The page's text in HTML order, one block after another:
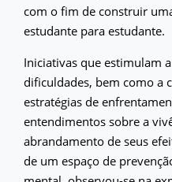
com o fim de construir
estudante para estudante.
Iniciativas que estimulam
dificuldades, bem como a
estratégias de
entendimentos sobre a
abrandamento de seus
de um espaço de